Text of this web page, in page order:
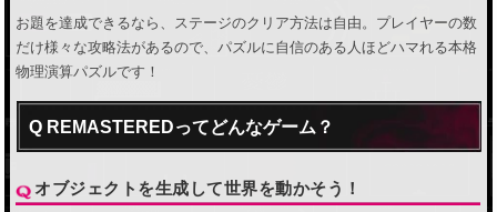
お題を達成できるなら、ステージのクリア方法は自由。プレイヤーの数
だけ様々な攻略法があるので、パズルに自信のある人ほどハマれる本格
物理演算パズルです！
Q REMASTEREDってどんなゲーム？
オブジェクトを生成して世界を動かそう！